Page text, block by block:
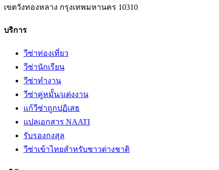
เขตวังทองหลาง กรุงเทพมหานคร 10310
บริการ
วีซ่าท่องเที่ยว
วีซ่านักเรียน
วีซ่าทำงาน
วีซ่าคู่หมั้น/แต่งงาน
แก้วีซ่าถูกปฏิเสธ
แปลเอกสาร NAATI
รับรองกงสุล
วีซ่าเข้าไทยสำหรับชาวต่างชาติ